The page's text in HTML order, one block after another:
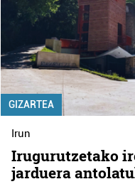
GIZARTEA
Irun
Irugurutzetako
jarduera